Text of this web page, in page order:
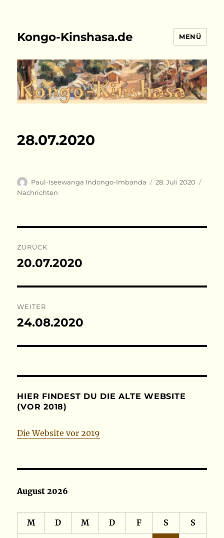
Kongo-Kinshasa.de MENÜ
28.07.2020
Autor
Paul-Iseewanga Indongo-Imbanda
Veröffentlicht
28. Juli 2020
Nachrichten
ZURÜCK
Vorheriger
20.07.2020
WEITER
Nächster
24.08.2020
HIER FINDEST DU DIE ALTE WEBSITE
(VOR 2018)
Die Website vor 2019
August 2026
M D M D F S S